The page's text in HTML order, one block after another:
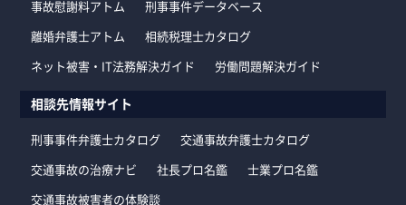
事故慰謝料アトム 刑事事件データベース
離婚弁護士アトム 相続税理士カタログ
ネット被害・IT法務解決ガイド 労働問題解決ガイド
相談先情報サイト
刑事事件弁護士カタログ 交通事故弁護士カタログ
交通事故の治療ナビ 社長プロ名鑑 士業プロ名鑑
交通事故被害者の体験談